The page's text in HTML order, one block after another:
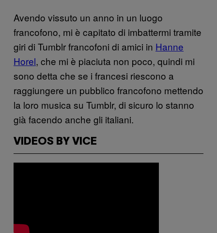
Avendo vissuto un anno in un luogo
francofono, mi è capitato di imbattermi tramite
giri di Tumblr francofoni di amici in Hanne
Horel, che mi è piaciuta non poco, quindi mi
sono detta che se i francesi riescono a
raggiungere un pubblico francofono mettendo
la loro musica su Tumblr, di sicuro lo stanno
già facendo anche gli italiani.
VIDEOS BY VICE